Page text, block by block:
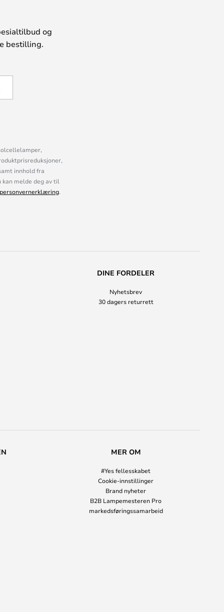
og
bestilling.
innhold fra
melde deg av til
personvernerklæring.
DINE FORDELER
Nyhetsbrev
30 dagers returrett
MER OM
#Yes fellesskabet
Cookie-innstillinger
Brand nyheter
B2B Lampemesteren Pro
markedsføringssamarbeid